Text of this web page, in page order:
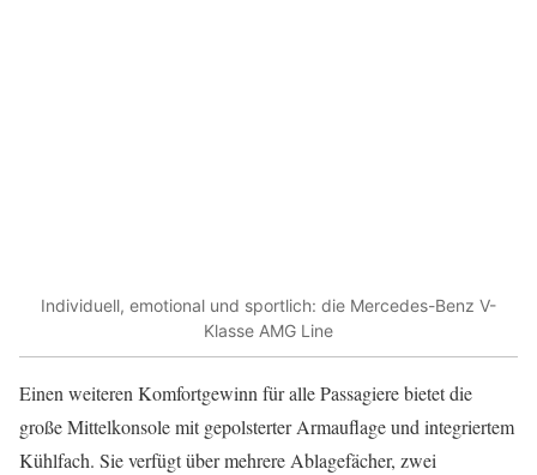
Individuell, emotional und sportlich: die Mercedes-Benz V-
Klasse AMG Line
Einen weiteren Komfortgewinn für alle Passagiere bietet die
große Mittelkonsole mit gepolsterter Armauflage und integriertem
Kühlfach. Sie verfügt über mehrere Ablagefächer, zwei